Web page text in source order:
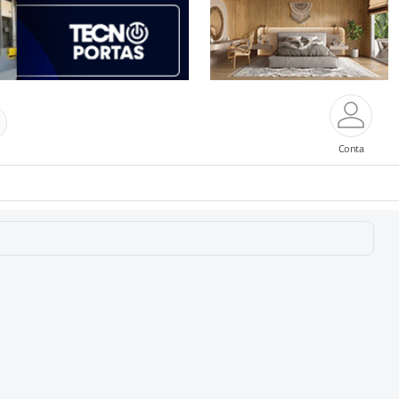
Conta